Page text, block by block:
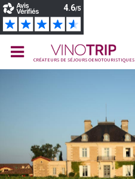
CRÉATEURS DE SÉJOURS OENOTOURISTIQUES